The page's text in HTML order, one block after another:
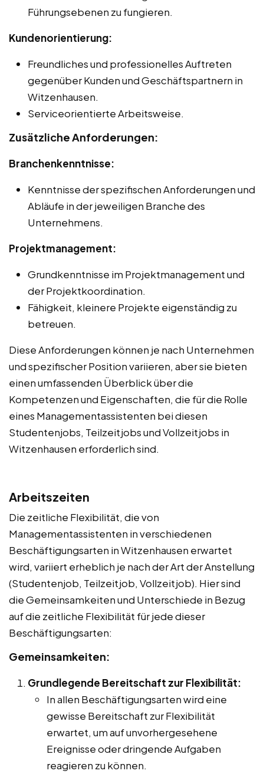
Führungsebenen zu fungieren.
Kundenorientierung:
Freundliches und professionelles Auftreten
gegenüber Kunden und Geschäftspartnern in
Witzenhausen.
Serviceorientierte Arbeitsweise.
Zusätzliche Anforderungen:
Branchenkenntnisse:
Kenntnisse der spezifischen Anforderungen und
Abläufe in der jeweiligen Branche des
Unternehmens.
Projektmanagement:
Grundkenntnisse im Projektmanagement und
der Projektkoordination.
Fähigkeit, kleinere Projekte eigenständig zu
betreuen.
Diese Anforderungen können je nach Unternehmen
und spezifischer Position variieren, aber sie bieten
einen umfassenden Überblick über die
Kompetenzen und Eigenschaften, die für die Rolle
eines Managementassistenten bei diesen
Studentenjobs, Teilzeitjobs und Vollzeitjobs in
Witzenhausen erforderlich sind.
Arbeitszeiten
Die zeitliche Flexibilität, die von
Managementassistenten in verschiedenen
Beschäftigungsarten in Witzenhausen erwartet
wird, variiert erheblich je nach der Art der Anstellung
(Studentenjob, Teilzeitjob, Vollzeitjob). Hier sind
die Gemeinsamkeiten und Unterschiede in Bezug
auf die zeitliche Flexibilität für jede dieser
Beschäftigungsarten:
Gemeinsamkeiten:
Grundlegende Bereitschaft zur Flexibilität:
In allen Beschäftigungsarten wird eine
gewisse Bereitschaft zur Flexibilität
erwartet, um auf unvorhergesehene
Ereignisse oder dringende Aufgaben
reagieren zu können.